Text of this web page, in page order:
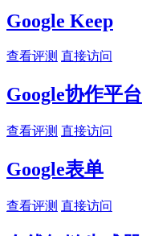
Google Keep
查看评测 直接访问
Google协作平台
查看评测 直接访问
Google表单
查看评测 直接访问